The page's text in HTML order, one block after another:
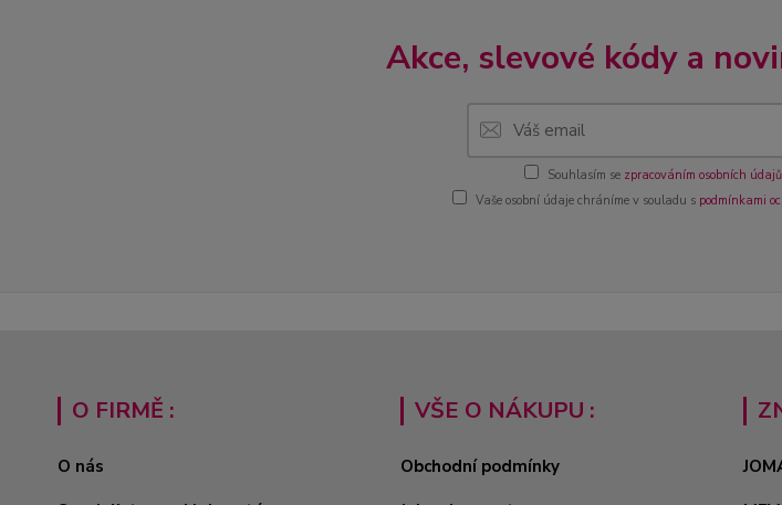
Akce, slevové kódy a
Souhlasím se zpracováním osobních údajů
Vaše osobní údaje chráníme v souladu s podmínkami
O FIRMĚ :
O nás
VŠE O NÁKUPU :
Obchodní podmínky